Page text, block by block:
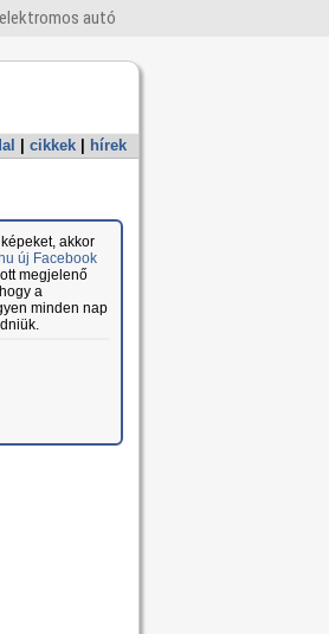
elektromos autó
cikkek hírek
akkor
új Facebook
megjelenő
a
minden nap